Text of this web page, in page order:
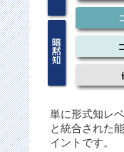
単に形式知レ
と統合された
イントです。